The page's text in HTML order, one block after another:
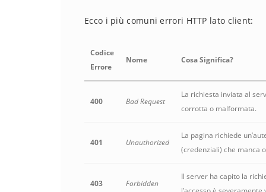
Ecco i più comuni errori HTTP lato client:
Codice
Errore
Nome Cosa Significa?
400 Bad Request
La richiesta inviata al
corrotta o malformata.
401 Unauthorized
La pagina richiede
(credenziali) che manca
403 Forbidden
Il server ha capito la